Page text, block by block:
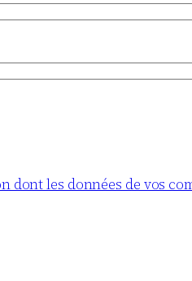
dont les données de vos